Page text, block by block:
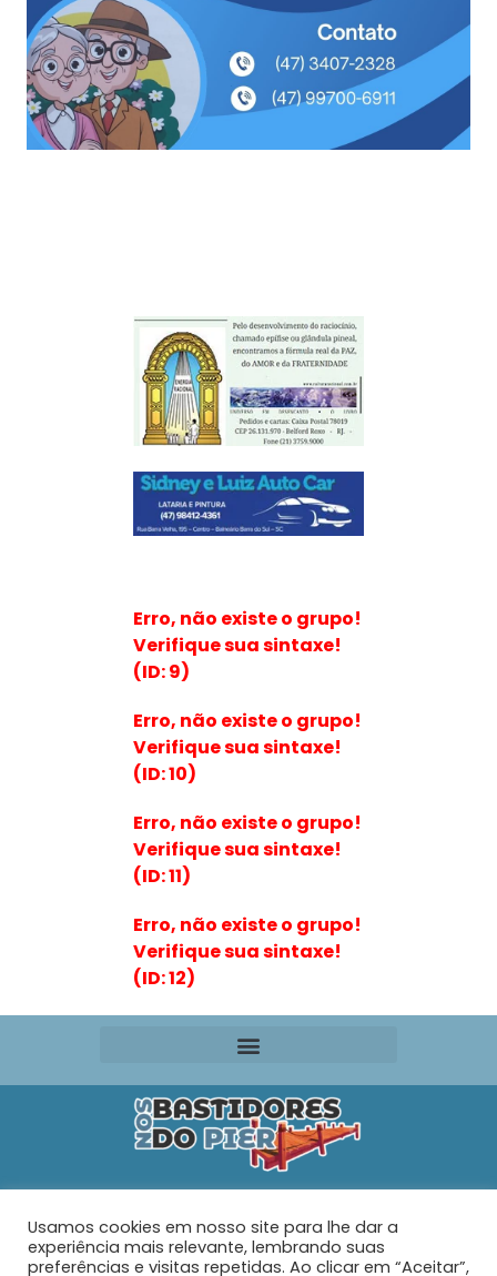
Erro, não existe o grupo!
Verifique sua sintaxe!
(ID: 9)
Erro, não existe o grupo!
Verifique sua sintaxe!
(ID: 10)
Erro, não existe o grupo!
Verifique sua sintaxe!
(ID: 11)
Erro, não existe o grupo!
Verifique sua sintaxe!
(ID: 12)
Rua Maria de Souza Santos Nº 159 – AP 401 –
Tabuleiro – Barra Velha – SC
Usamos cookies em nosso site para lhe dar a
experiência mais relevante, lembrando suas
preferências e visitas repetidas. Ao clicar em “Aceitar”,